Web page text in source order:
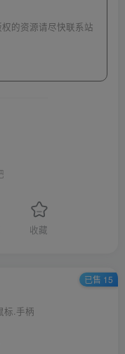
的资源请尽快联系站
收藏
标.手柄
已售 15